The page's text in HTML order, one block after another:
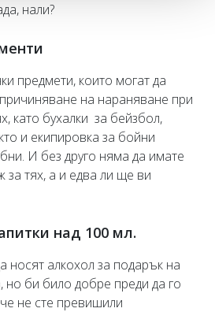
нали?
предмети, които могат да
на нараняване при
като бухалки за бейзбол,
и екипировка за бойни
И без друго няма да имате
тях, а и едва ли ще ви
над 100 мл.
носят алкохол за подарък на
но би било добре преди да го
не сте превишили